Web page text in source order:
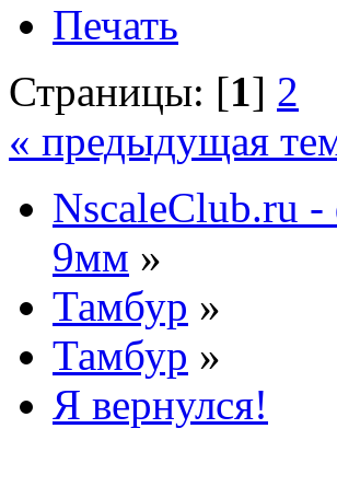
Печать
Страницы: [1] 2
« предыдущая
NscaleClub.ru
9мм »
Тамбур »
Тамбур »
Я вернулся!